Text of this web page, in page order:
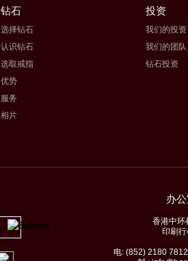
钻石
选择钻石
认识钻石
选取戒指
优势
服务
相片
投资
我们的投资
我们的团队
钻石投资
办
香港中环
印刷
电: (852) 2180